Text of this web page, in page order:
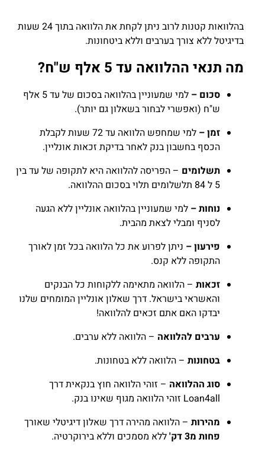
בהלוואות קטנות לרוב ניתן לקחת את הלוואה בתוך 24 שעות
בדיגיטל ללא צורך בערבים וללא ביטחונות.
מה תנאי ההלוואה עד 5 אלף ש"ח?
סכום –
למי שמעוניין בהלוואה בסכום של עד 5 אלף
ש"ח (ואפשרי לבחור בשאלון גם יותר).
זמן –
למי שמחפש הלוואה עד 72 שעות לקבלת
הכסף בחשבון בנק לאחר בדיקת זכאות אונליין.
תשלומים – הפריסה להלוואה היא לתקופה של עד בין
5 ל 84 תלשלומים תלוי בסכום ההלוואה.
נוחות – למי שמעוניין בהלוואה אונליין ללא הגעה
לסניף ומבלי לצאת מהבית.
פירעון– ניתן לפרוע את כל הלוואה בכל זמן לאורך
התקופה ללא קנס.
זכאות – הלוואה מתאימה ללקוחות כל הבנקים
והאשראי בישראל. דרך שאלון אונליין המומחים שלנו
יבדקו האם אתם זכאים להלוואה!
ערבים להלוואה – הלוואה ללא ערבים.
בטחונות – הלוואה ללא בטחונות.
סוג ההלוואה – זוהי הלוואה חוץ בנקאית דרך
Loan4all זוהי הלוואה מגוף שאינו בנק.
מהירות – הלוואה מהירה דרך שאלון דיגיטלי שאורך
פחות מ3 דק'
ללא מסמכים וללא בירוקרטיה.